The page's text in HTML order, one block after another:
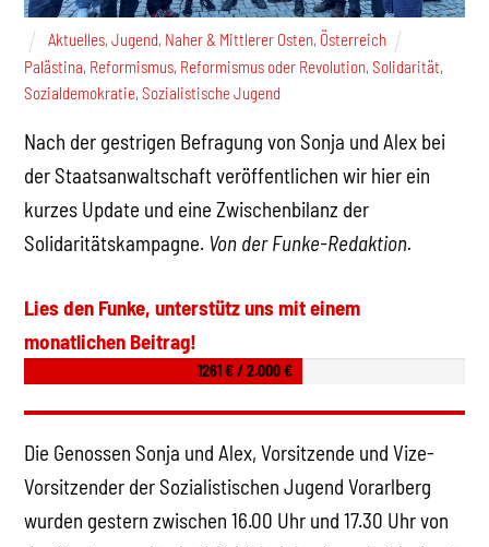
Aktuelles, Jugend, Naher & Mittlerer Osten, Österreich
Palästina, Reformismus, Reformismus oder Revolution,Solidarität,
Sozialdemokratie,Sozialistische Jugend
Nach der gestrigen Befragung von Sonja und Alex bei
der Staatsanwaltschaft veröffentlichen wir hier ein
kurzes Update und eine Zwischenbilanz der
Solidaritätskampagne. Von der Funke-Redaktion.
Lies den Funke, unterstütz uns mit einem
monatlichen Beitrag!
1261 € / 2.000 €
Die Genossen Sonja und Alex, Vorsitzende und Vize-
Vorsitzender der Sozialistischen Jugend Vorarlberg
wurden gestern zwischen 16.00 Uhr und 17.30 Uhr von